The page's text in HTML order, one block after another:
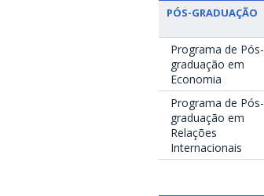
PÓS-GRADUAÇÃO
Programa de Pós-
graduação em
Economia
Programa de Pós-
graduação em
Relações
Internacionais